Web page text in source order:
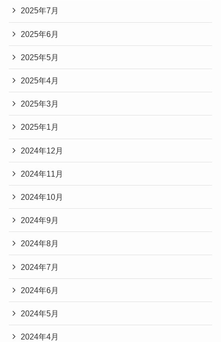
2025年7月
2025年6月
2025年5月
2025年4月
2025年3月
2025年1月
2024年12月
2024年11月
2024年10月
2024年9月
2024年8月
2024年7月
2024年6月
2024年5月
2024年4月